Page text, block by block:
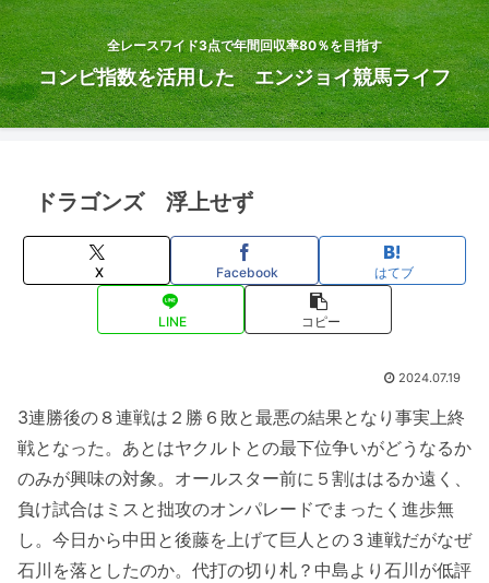
全レースワイド3点で年間回収率80％を目指す
コンピ指数を活用した エンジョイ競馬ライフ
ドラゴンズ 浮上せず
X Facebook はてブ
LINE コピー
2024.07.19
3連勝後の８連戦は２勝６敗と最悪の結果となり事実上終
戦となった。あとはヤクルトとの最下位争いがどうなるか
のみが興味の対象。オールスター前に５割ははるか遠く、
負け試合はミスと拙攻のオンパレードでまったく進歩無
し。今日から中田と後藤を上げて巨人との３連戦だがなぜ
石川を落としたのか。代打の切り札？中島より石川が低評